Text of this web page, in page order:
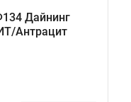
Дайнинг
Антрацит